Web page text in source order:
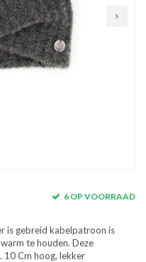
6 OP VOORRAAD
is gebreid kabelpatroon is
te houden. Deze
10 Cm hoog, lekker